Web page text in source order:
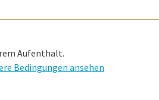
Aufenthalt.
Bedingungen ansehen